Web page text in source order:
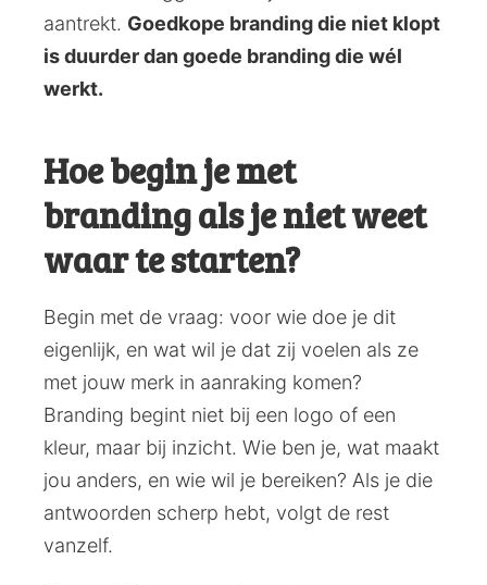
aantrekt. Goedkope branding die niet klopt
is duurder dan goede branding die wél
werkt.
Hoe begin je met
branding als je niet weet
waar te starten?
Begin met de vraag: voor wie doe je dit
eigenlijk, en wat wil je dat zij voelen als ze
met jouw merk in aanraking komen?
Branding begint niet bij een logo of een
kleur, maar bij inzicht. Wie ben je, wat maakt
jou anders, en wie wil je bereiken? Als je die
antwoorden scherp hebt, volgt de rest
vanzelf.